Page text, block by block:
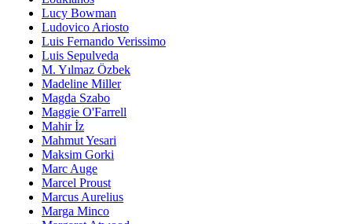
Lucy Bowman
Ludovico Ariosto
Luis Fernando Verissimo
Luis Sepulveda
M. Yılmaz Özbek
Madeline Miller
Magda Szabo
Maggie O'Farrell
Mahir İz
Mahmut Yesari
Maksim Gorki
Marc Auge
Marcel Proust
Marcus Aurelius
Marga Minco